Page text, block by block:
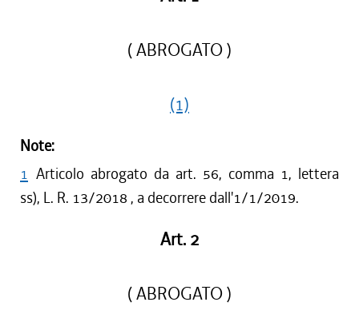
( ABROGATO )
(1)
Note:
1 Articolo abrogato da art. 56, comma 1, lettera
ss), L. R. 13/2018 , a decorrere dall'1/1/2019.
Art. 2
( ABROGATO )